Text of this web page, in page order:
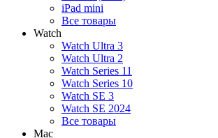
iPad mini
Все товары
Watch
Watch Ultra 3
Watch Ultra 2
Watch Series 11
Watch Series 10
Watch SE 3
Watch SE 2024
Все товары
Mac